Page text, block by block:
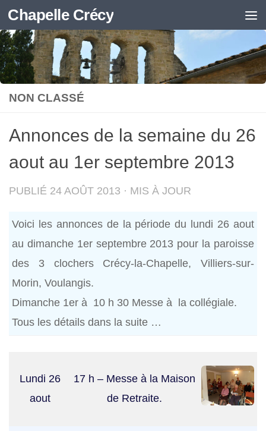
Skip to content
Chapelle Crécy
NON CLASSÉ
Annonces de la semaine du 26
aout au 1er septembre 2013
PUBLIÉ 24 AOÛT 2013 · MIS À JOUR
Voici les annonces de la période du lundi 26 aout
au dimanche 1er septembre 2013 pour la paroisse
des 3 clochers Crécy-la-Chapelle, Villiers-sur-
Morin, Voulangis.
Dimanche 1er à 10 h 30 Messe à la collégiale.
Tous les détails dans la suite …
Lundi 26
aout
17 h – Messe à la Maison
de Retraite.